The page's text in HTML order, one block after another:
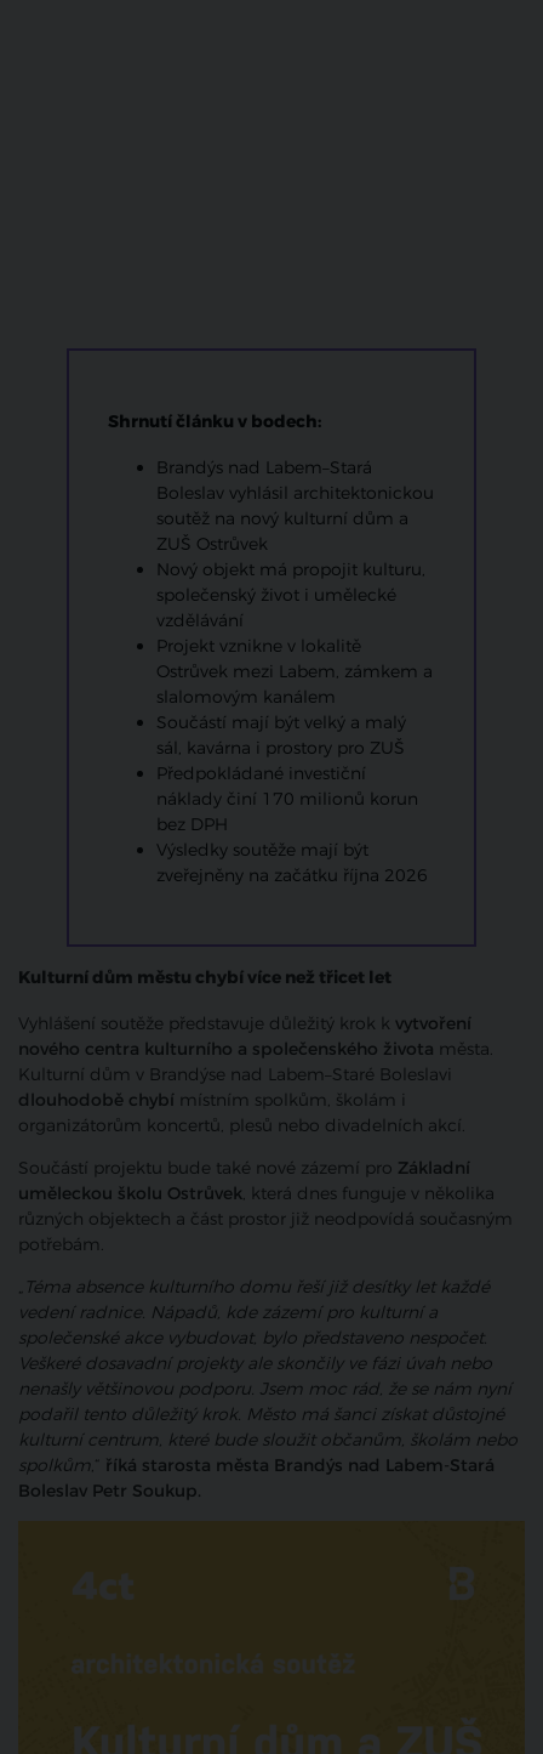
Shrnutí článku v bodech:
Brandýs nad Labem–Stará
Boleslav vyhlásil architektonickou
soutěž na nový kulturní dům a
ZUŠ Ostrůvek
Nový objekt má propojit kulturu,
společenský život i umělecké
vzdělávání
Projekt vznikne v lokalitě
Ostrůvek mezi Labem, zámkem a
slalomovým kanálem
Součástí mají být velký a malý
sál, kavárna i prostory pro ZUŠ
Předpokládané investiční
náklady činí 170 milionů korun
bez DPH
Výsledky soutěže mají být
zveřejněny na začátku října 2026
Kulturní dům městu chybí více než třicet let
Vyhlášení soutěže představuje důležitý krok k vytvoření
nového centra kulturního a společenského života města.
Kulturní dům v Brandýse nad Labem–Staré Boleslavi
dlouhodobě chybí místním spolkům, školám i
organizátorům koncertů, plesů nebo divadelních akcí.
Součástí projektu bude také nové zázemí pro Základní
uměleckou školu Ostrůvek, která dnes funguje v několika
různých objektech a část prostor již neodpovídá současným
potřebám.
„ Téma absence kulturního domu řeší již desítky let každé
vedení radnice. Nápadů, kde zázemí pro kulturní a
společenské akce vybudovat, bylo představeno nespočet.
Veškeré dosavadní projekty ale skončily ve fázi úvah nebo
nenašly většinovou podporu. Jsem moc rád, že se nám nyní
podařil tento důležitý krok. Město má šanci získat důstojné
kulturní centrum, které bude sloužit občanům, školám nebo
spolkům,“ říká starosta města Brandýs nad Labem-Stará
Boleslav Petr Soukup.